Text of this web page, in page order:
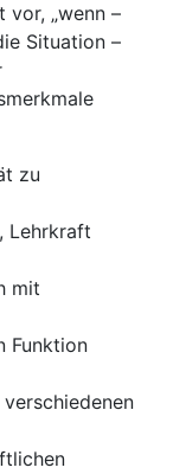
vor, „wenn –
Situation –
zu
Lehrkraft
mit
Funktion